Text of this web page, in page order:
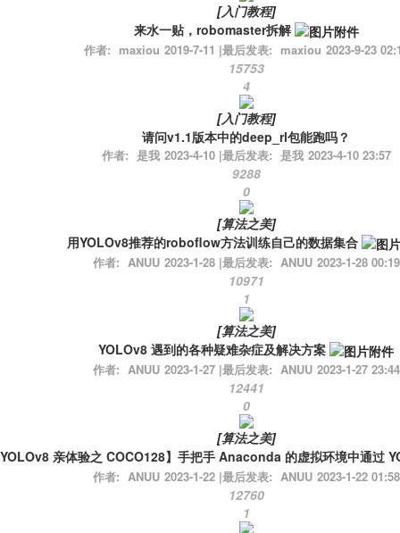
[入门教程]
来水一贴，robomaster拆解
作者: maxiou 2019-7-11 |最后发表: maxiou 2023-9-23
15753
4
[入门教程]
请问v1.1版本中的deep_rl包能跑吗？
作者: 是我 2023-4-10 |最后发表: 是我 2023-4-10 23:57
9288
0
[算法之美]
用YOLOv8推荐的roboflow方法训练自己的数据集合
作者: ANUU 2023-1-28 |最后发表: ANUU 2023-1-28 00:19
10971
1
[算法之美]
YOLOv8 遇到的各种疑难杂症及解决方案
作者: ANUU 2023-1-27 |最后发表: ANUU 2023-1-27 23:44
12441
0
[算法之美]
YOLOv8 亲体验之 COCO128】手把手 Anaconda 的虚拟环境中通过
作者: ANUU 2023-1-22 |最后发表: ANUU 2023-1-22 01:58
12760
1